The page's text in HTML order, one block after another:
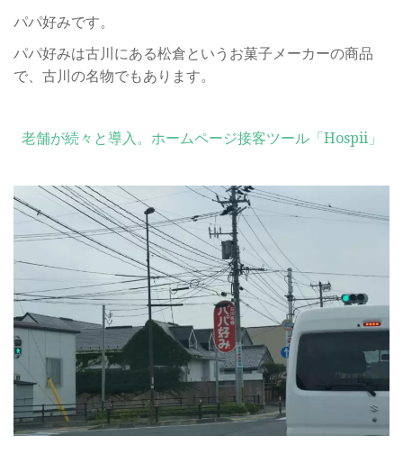
パパ好みです。
パパ好みは古川にある松倉というお菓子メーカーの商品
で、古川の名物でもあります。
老舗が続々と導入。ホームページ接客ツール「Hospii」